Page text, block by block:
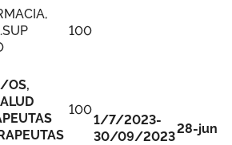
100
1/7/2023-
30/09/2023
28-jun
OS,
100